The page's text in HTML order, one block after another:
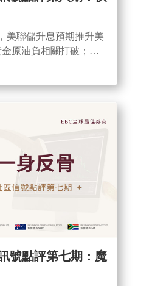
美聯儲升息預期推升美
原油負相關打破；
11日，@「匯海趨勢突
號點評第七期：魔